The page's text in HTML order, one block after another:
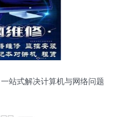
站式解决计算机与网络问题